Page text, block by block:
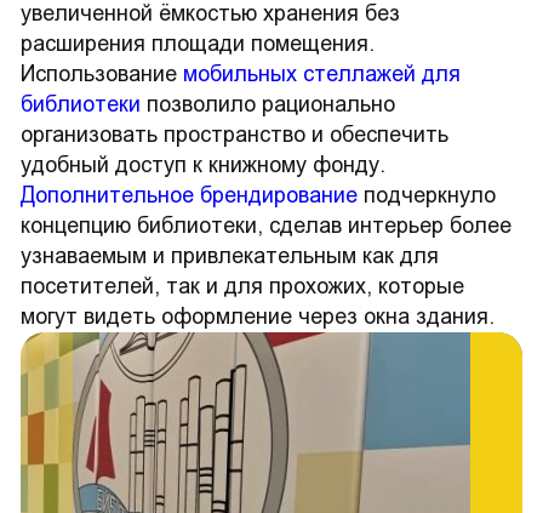
увеличенной ёмкостью хранения без
расширения площади помещения.
Использование мобильных стеллажей для
библиотеки позволило рационально
организовать пространство и обеспечить
удобный доступ к книжному фонду.
Дополнительное брендирование подчеркнуло
концепцию библиотеки, сделав интерьер более
узнаваемым и привлекательным как для
посетителей, так и для прохожих, которые
могут видеть оформление через окна здания.